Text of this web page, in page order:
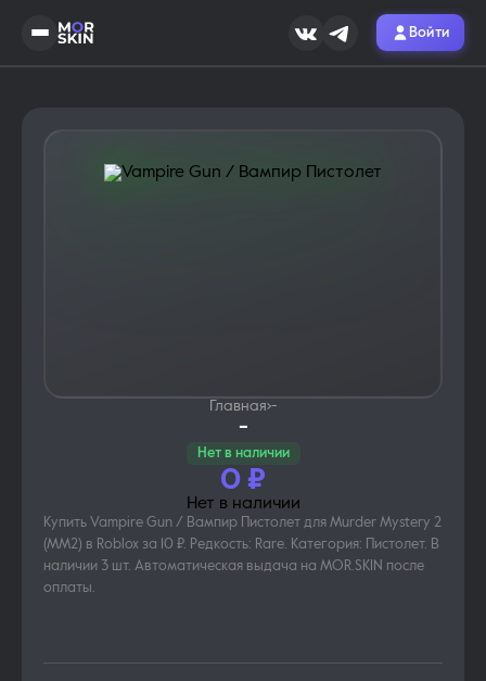
Войти
Главная›-
-
Нет в наличии
0 ₽
Нет в наличии
Купить Vampire Gun / Вампир Пистолет для Murder Mystery 2
(MM2) в Roblox за 10 ₽. Редкость: Rare. Категория: Пистолет. В
наличии 3 шт. Автоматическая выдача на MOR.SKIN после
оплаты.